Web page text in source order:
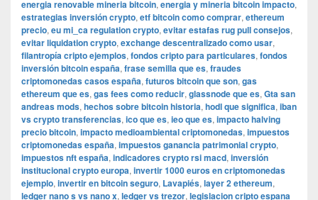
energia renovable mineria bitcoin, energia y mineria bitcoin impacto,
estrategias inversión crypto, etf bitcoin como comprar, ethereum
precio, eu mi_ca regulation crypto, evitar estafas rug pull consejos,
evitar liquidation crypto, exchange descentralizado como usar,
filantropía cripto ejemplos, fondos cripto para particulares, fondos
inversión bitcoin españa, frase semilla que es, fraudes
criptomonedas casos españa, futuros bitcoin que son, gas
ethereum que es, gas fees como reducir, glassnode que es, Gta san
andreas mods, hechos sobre bitcoin historia, hodl que significa, iban
vs crypto transferencias, ico que es, ieo que es, impacto halving
precio bitcoin, impacto medioambiental criptomonedas, impuestos
criptomonedas españa, impuestos ganancia patrimonial crypto,
impuestos nft españa, indicadores crypto rsi macd, inversión
institucional crypto europa, invertir 1000 euros en criptomonedas
ejemplo, invertir en bitcoin seguro, Lavapiés, layer 2 ethereum,
ledger nano s vs nano x, ledger vs trezor, legislacion cripto espana